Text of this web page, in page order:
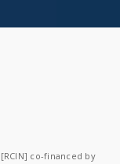
co-financed by